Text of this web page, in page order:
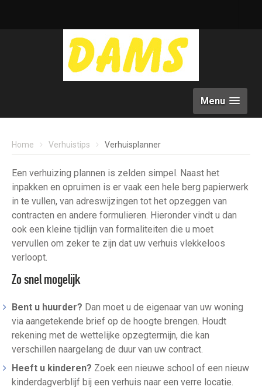
Menu
Home Verhuistips Verhuisplanner
Een verhuizing plannen is zelden simpel. Naast het
inpakken en opruimen is er vaak een hele berg papierwerk
in te vullen, van adreswijzingen tot het opzeggen van
contracten en andere formulieren. Hieronder vindt u dan
ook een kleine tijdlijn van formaliteiten die u moet
vervullen om zeker te zijn dat uw verhuis vlekkeloos
verloopt.
Zo snel mogelijk
Bent u huurder? Dan moet u de eigenaar van uw woning
via aangetekende brief op de hoogte brengen. Houdt
rekening met de wettelijke opzegtermijn, die kan
verschillen naargelang de duur van uw contract.
Heeft u kinderen? Zoek een nieuwe school of een nieuw
kinderdagverblijf bij een verhuis naar een verre locatie.